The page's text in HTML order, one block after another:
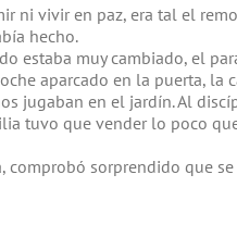
ni vivir en paz, era tal el
hecho.
estaba muy cambiado, el
aparcado en la puerta, la
jugaban en el jardín. Al
tuvo que vender lo poco
sorprendido que